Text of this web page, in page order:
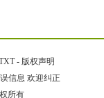
- 版权声明
信息 欢迎纠正
所有